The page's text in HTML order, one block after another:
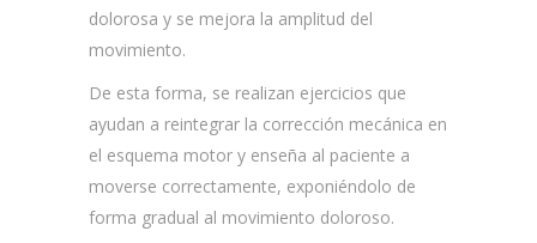
dolorosa y se mejora la amplitud del
movimiento.
De esta forma, se realizan ejercicios que
ayudan a reintegrar la corrección mecánica en
el esquema motor y enseña al paciente a
moverse correctamente, exponiéndolo de
forma gradual al movimiento doloroso.